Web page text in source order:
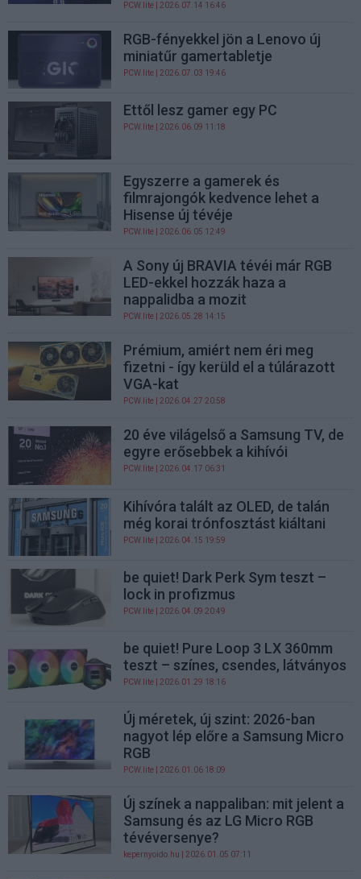
PCW.lite | 2026.07.14 16:46
RGB-fényekkel jön a Lenovo új
miniatűr gamertabletje
PCW.lite | 2026.07.03 19:46
Ettől lesz gamer egy PC
PCW.lite | 2026.06.09 11:18
Egyszerre a gamerek és
filmrajongók kedvence lehet a
Hisense új tévéje
PCW.lite | 2026.06.05 12:49
A Sony új BRAVIA tévéi már RGB
LED-ekkel hozzák haza a
nappalidba a mozit
PCW.lite | 2026.05.28 14:15
Prémium, amiért nem éri meg
fizetni - így kerüld el a túlárazott
VGA-kat
PCW.lite | 2026.04.27 20:58
20 éve világelső a Samsung TV, de
egyre erősebbek a kihívói
PCW.lite | 2026.04.17 06:31
Kihívóra talált az OLED, de talán
még korai trónfosztást kiáltani
PCW.lite | 2026.04.15 19:59
be quiet! Dark Perk Sym teszt –
lock in profizmus
PCW.lite | 2026.04.09 20:49
be quiet! Pure Loop 3 LX 360mm
teszt – színes, csendes, látványos
PCW.lite | 2026.01.29 18:16
Új méretek, új szint: 2026-ban
nagyot lép előre a Samsung Micro
RGB
PCW.lite | 2026.01.06 18:09
Új színek a nappaliban: mit jelent a
Samsung és az LG Micro RGB
tévéversenye?
kepernyoido.hu | 2026.01.05 07:11